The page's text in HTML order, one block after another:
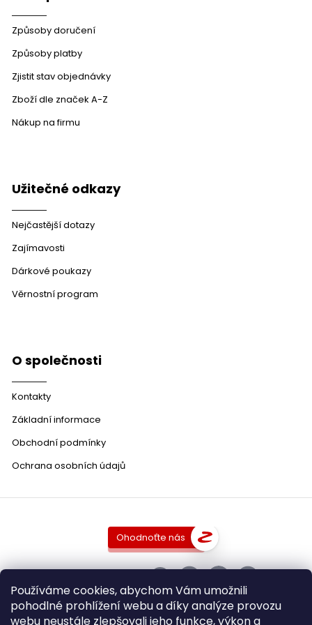
Používáme cookies, abychom Vám umožnili
pohodlné prohlížení webu a díky analýze provozu
webu neustále zlepšovali jeho funkce, výkon a
Způsoby doručení
Způsoby platby
Zjistit stav objednávky
Zboží dle značek A-Z
Nákup na firmu
Užitečné odkazy
Nejčastější dotazy
Zajímavosti
Dárkové poukazy
Věrnostní program
O společnosti
Kontakty
Základní informace
Obchodní podmínky
Ochrana osobních údajů
Ohodnoťte nás